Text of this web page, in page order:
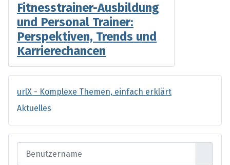
Fitnesstrainer-Ausbildung
und Personal Trainer:
Perspektiven, Trends und
Karrierechancen
urlX - Komplexe Themen, einfach erklärt
Aktuelles